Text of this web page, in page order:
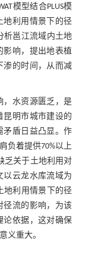
模型结合PLUS模
地利用情景下的径
析邕江流域内土地
影响，提出地表植
渗的时间，从而减
，水资源匮乏，是
昆明市城市建设的
矛盾日益凸显。作
负着提供70%以上
乏关于土地利用对
以云龙水库流域为
地利用情景下的径
径流的影响，为该
论依据，这对确保
义重大。